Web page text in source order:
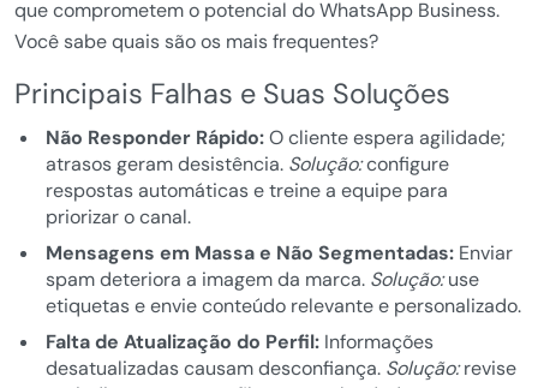
que comprometem o potencial do WhatsApp Business.
Você sabe quais são os mais frequentes?
Principais Falhas e Suas Soluções
Não Responder Rápido:O cliente espera agilidade;
atrasos geram desistência. Solução:configure
respostas automáticas e treine a equipe para
priorizar o canal.
Mensagens em Massa e Não Segmentadas:Enviar
spam deteriora a imagem da marca. Solução:use
etiquetas e envie conteúdo relevante e personalizado.
Falta de Atualização do Perfil:Informações
desatualizadas causam desconfiança. Solução:revise